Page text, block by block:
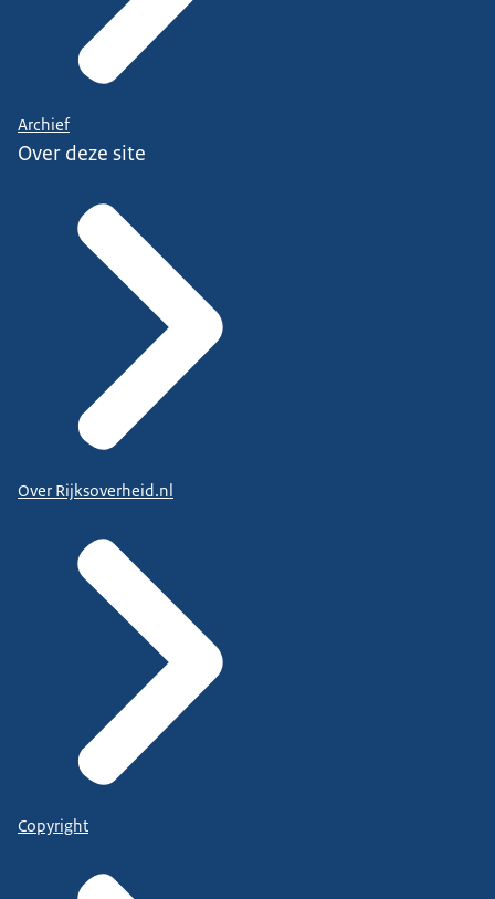
Archief
Over deze site
Over Rijksoverheid.nl
Copyright